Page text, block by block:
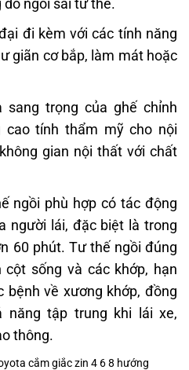
đi kèm với các tính năng
giãn cơ bắp, làm mát hoặc
trọng của ghế chỉnh
cao tính thẩm mỹ cho nội
gian nội thất với chất
ngồi phù hợp có tác động
người lái, đặc biệt là trong
60 phút. Tư thế ngồi đúng
sống và các khớp, hạn
bệnh về xương khớp, đồng
năng tập trung khi lái xe,
thông.